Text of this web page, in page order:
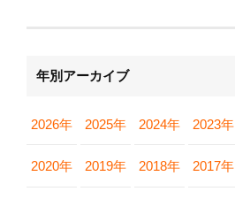
年別アーカイブ
2026年 2025年 2024年 2023年
2020年 2019年 2018年 2017年